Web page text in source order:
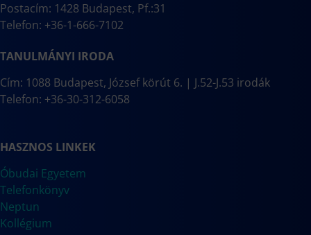
Postacím: 1428 Budapest, Pf.:31
Telefon: +36-1-666-7102
TANULMÁNYI IRODA
Cím: 1088 Budapest, József körút 6. | J.52-J.53 irodák
Telefon: +36-30-312-6058
HASZNOS LINKEK
Óbudai Egyetem
Telefonkönyv
Neptun
Kollégium